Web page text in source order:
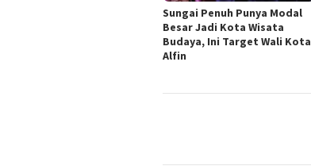
Sungai Penuh Punya Modal
Besar Jadi Kota Wisata
Budaya, Ini Target Wali Kota
Alfin